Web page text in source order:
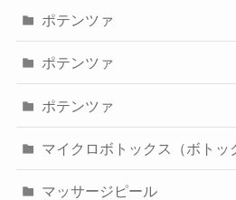
ポテンツァ
ポテンツァ
ポテンツァ
マイクロボトックス（ボトッ
マッサージピール